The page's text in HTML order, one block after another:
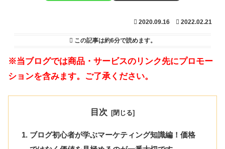
2020.09.16 2022.02.21
この記事は約6分で読めます。
※当ブログでは商品・サービスのリンク先にプロモー
ションを含みます。ご了承ください。
目次
ブログ初心者が学ぶマーケティング知識編！価格